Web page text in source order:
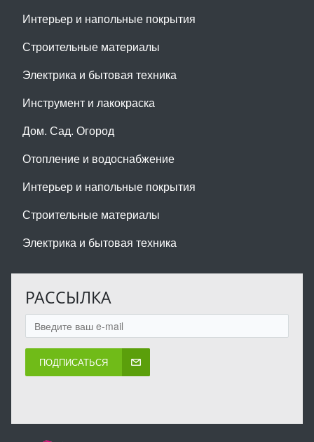
Интерьер и напольные покрытия
Строительные материалы
Электрика и бытовая техника
Инструмент и лакокраска
Дом. Сад. Огород
Отопление и водоснабжение
Интерьер и напольные покрытия
Строительные материалы
Электрика и бытовая техника
РАССЫЛКА
ПОДПИСАТЬСЯ